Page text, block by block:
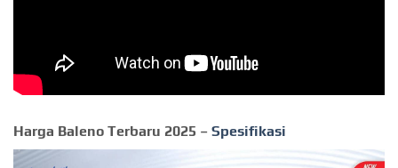
Harga Baleno Terbaru 2025 – Spesifikasi